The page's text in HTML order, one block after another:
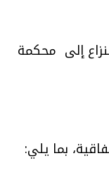
إلى محكمة